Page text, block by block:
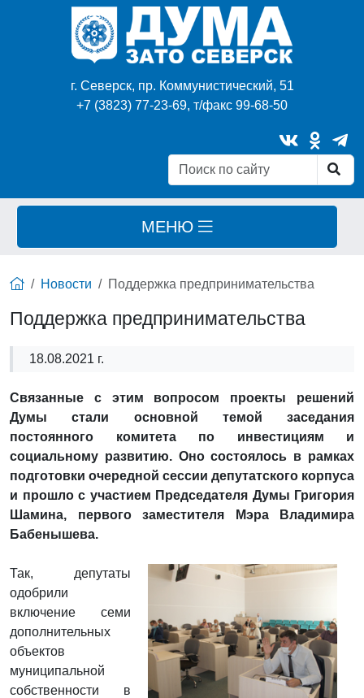
г. Северск, пр. Коммунистический, 51
+7 (3823) 77-23-69, т/факс 99-68-50
МЕНЮ
Новости Поддержка предпринимательства
Поддержка предпринимательства
18.08.2021 г.
Связанные с этим вопросом проекты решений
Думы стали основной темой заседания
постоянного комитета по инвестициям и
социальному развитию. Оно состоялось в рамках
подготовки очередной сессии депутатского корпуса
и прошло с участием Председателя Думы Григория
Шамина, первого заместителя Мэра Владимира
Бабенышева.
Так, депутаты
одобрили
включение семи
дополнительных
объектов
муниципальной
собственности в